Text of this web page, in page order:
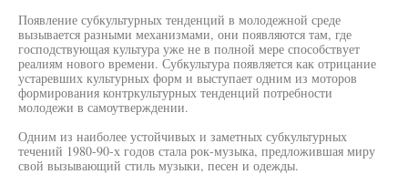
Появление субкультурных тенденций в молодежной среде
вызывается разными механизмами, они появляются там, где
господствующая культура уже не в полной мере способствует
реалиям нового времени. Субкультура появляется как отрицание
устаревших культурных форм и выступает одним из моторов
формирования контркультурных тенденций потребности
молодежи в самоутверждении.
Одним из наиболее устойчивых и заметных субкультурных
течений 1980-90-х годов стала рок-музыка, предложившая миру
свой вызывающий стиль музыки, песен и одежды.